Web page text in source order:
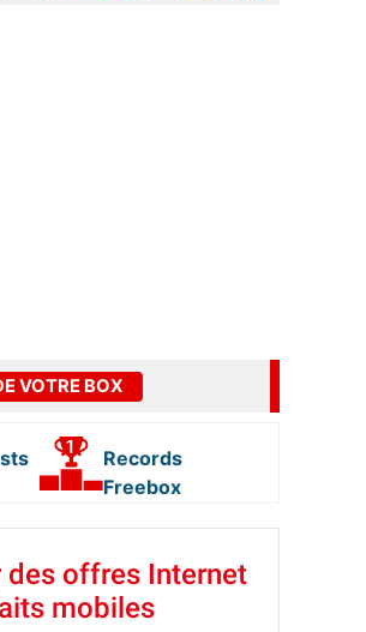
VOTRE BOX
Records
Freebox
des offres Internet
mobiles